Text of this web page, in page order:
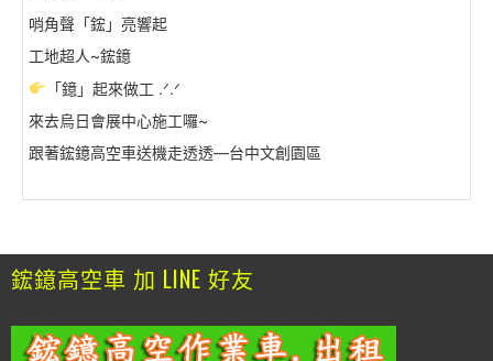
哨角聲「鋐」亮響起
工地超人~鋐鐿
「鐿」起來做工 .ᐟ.ᐟ
來去烏日會展中心施工囉~
跟著鋐鐿高空車送機走透透—台中文創園區
鋐鐿高空車 加 LINE 好友